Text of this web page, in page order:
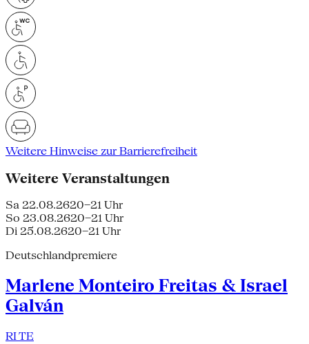
Weitere Hinweise zur Barrierefreiheit
Weitere Veranstaltungen
Sa 22.08.2620–21 Uhr
So 23.08.2620–21 Uhr
Di 25.08.2620–21 Uhr
Deutschlandpremiere
Marlene Monteiro Freitas & Israel
Galván
RI TE